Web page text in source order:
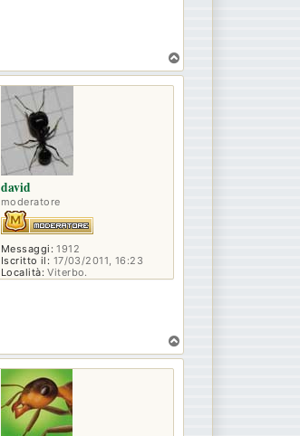
o
david
moderatore
Messaggi: 1912
Iscritto il: 17/03/2011, 16:23
Località: Viterbo.
o